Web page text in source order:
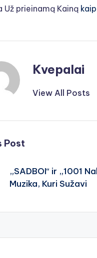
Už prieinamą Kainą
Kvepalai
View All Posts
Post
„SADBOI“ ir „1001
Muzika, Kuri Sužavi